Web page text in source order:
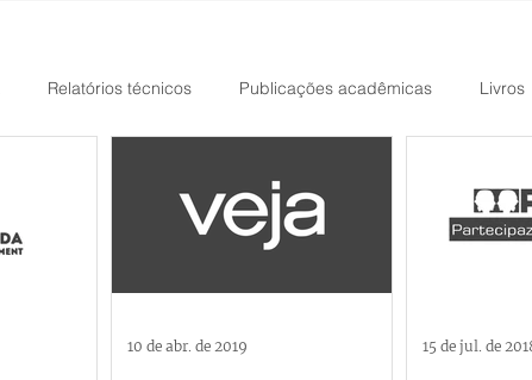
Relatórios técnicos Publicações acadêmicas Livros
10 de abr. de 2019 15 de jul. de